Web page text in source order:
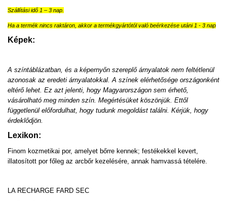
Szállítási idő 1 – 3 nap.
Ha a termék nincs raktáron, akkor a termékgyártótól való beérkezése utáni 1 - 3 nap
Képek:
A színtáblázatban, és a képernyőn szereplő árnyalatok nem feltétlenül
azonosak az eredeti árnyalatokkal. A színek elérhetősége országonként
eltérő lehet. Ez azt jelenti, hogy Magyarországon sem érhető,
vásárolható meg minden szín. Megértésüket köszönjük. Ettől
függetlenül előfordulhat, hogy tudunk megoldást találni. Kérjük, hogy
érdeklődjön.
Lexikon:
Finom kozmetikai por, amelyet bőrre kennek; festékekkel kevert,
illatosított por főleg az arcbőr kezelésére, annak hamvassá tételére.
LA RECHARGE FARD SEC